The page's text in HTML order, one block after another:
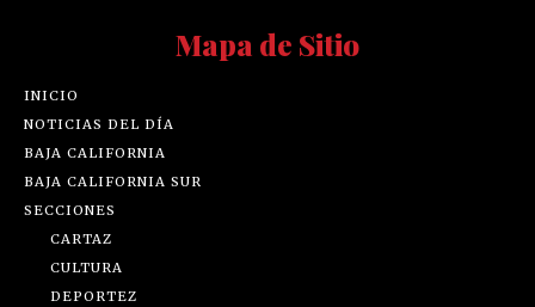
Mapa de Sitio
INICIO
NOTICIAS DEL DÍA
BAJA CALIFORNIA
BAJA CALIFORNIA SUR
SECCIONES
CARTAZ
CULTURA
DEPORTEZ